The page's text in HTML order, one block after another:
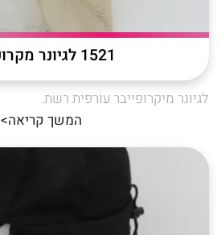
1521 לגיונר מקרופייבר
לגיונר מיקרופייבר עורפית רשת.
המשך קריאה>